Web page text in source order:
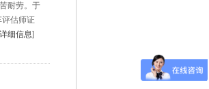
耐劳。于
估师证
细信息]